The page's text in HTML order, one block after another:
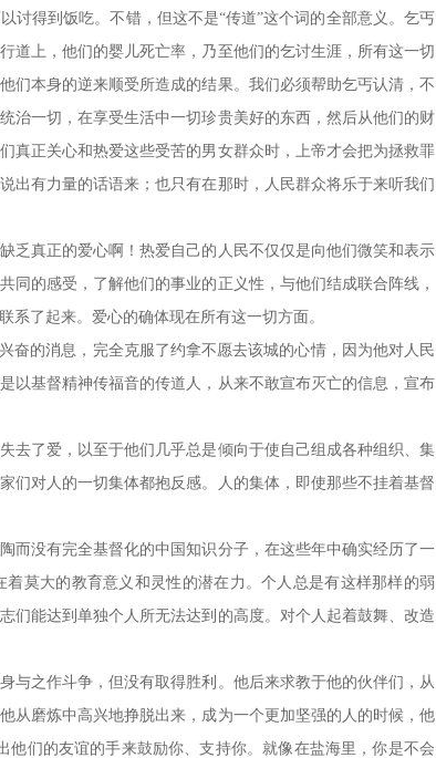
讨得到饭吃。不错，但这不是“传道”这个词的全部意义。乞丐
道上，他们的婴儿死亡率，乃至他们的乞讨生涯，所有这一切
们本身的逆来顺受所造成的结果。我们必须帮助乞丐认清，不
治一切，在享受生活中一切珍贵美好的东西，然后从他们的财
真正关心和热爱这些受苦的男女群众时，上帝才会把为拯救罪
出有力量的话语来；也只有在那时，人民群众将乐于来听我们
乏真正的爱心啊！热爱自己的人民不仅仅是向他们微笑和表示
的感受，了解他们的事业的正义性，与他们结成联合阵线，
了起来。爱心的确体现在所有这一切方面。
奋的消息，完全克服了约拿不愿去该城的心情，因为他对人民
以基督精神传福音的传道人，从来不敢宣布灭亡的信息，宣布
去了爱，以至于他们几乎总是倾向于使自己组成各种组织、集
们对人的一切集体都抱反感。人的集体，即使那些不挂着基督
而没有完全基督化的中国知识分子，在这些年中确实经历了一
莫大的教育意义和灵性的潜在力。个人总是有这样那样的弱
们能达到单独个人所无法达到的高度。对个人起着鼓舞、改造
与之作斗争，但没有取得胜利。他后来求教于他的伙伴们，从
从磨炼中高兴地挣脱出来，成为一个更加坚强的人的时候，他
们的友谊的手来鼓励你、支持你。就像在盐海里，你是不会